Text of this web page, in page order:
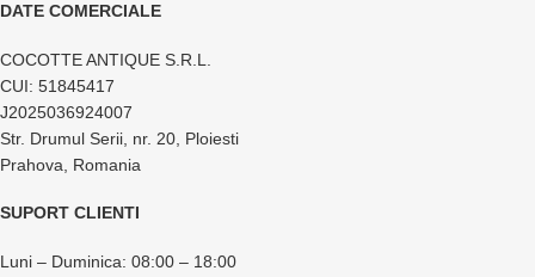
DATE COMERCIALE
COCOTTE ANTIQUE S.R.L.
CUI: 51845417
J2025036924007
Str. Drumul Serii, nr. 20, Ploiesti
Prahova, Romania
SUPORT CLIENTI
Luni – Duminica: 08:00 – 18:00